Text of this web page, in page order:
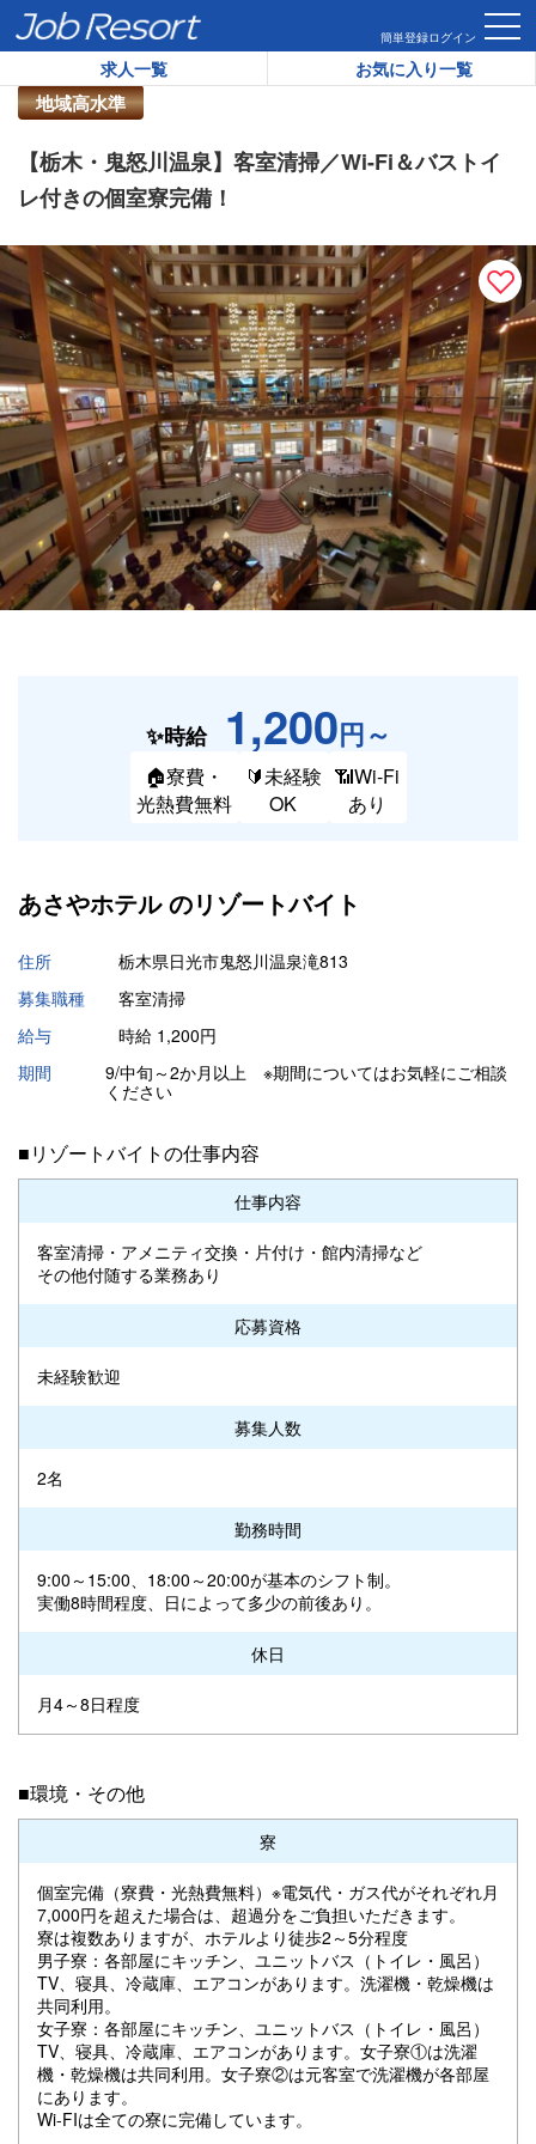
簡単登録ログイン
求人一覧 お気に入り一覧
HOME 求人一覧 【栃木・鬼怒川温泉】客室清掃／Wi-Fi＆バ
地域高水準
リゾートバイト求人番号：
【栃木・鬼怒川温泉】客室清掃／Wi-Fi＆バストイ
レ付きの個室寮完備！
✨時給 1,200円～
🏠寮費・
光熱費無料
🔰未経験
OK
📶Wi-Fi
あり
あさやホテル のリゾートバイト
住所
栃木県日光市鬼怒川温泉滝813
募集職種
客室清掃
給与
時給 1,200円
期間
9/中旬～2か月以上 ※期間についてはお気軽にご相談
ください
■リゾートバイトの仕事内容
仕事内容
客室清掃・アメニティ交換・片付け・館内清掃など
その他付随する業務あり
応募資格
未経験歓迎
募集人数
2名
勤務時間
9:00～15:00、18:00～20:00が基本のシフト制。
実働8時間程度、日によって多少の前後あり。
休日
月4～8日程度
■環境・その他
寮
個室完備（寮費・光熱費無料）※電気代・ガス代がそれぞれ月
7,000円を超えた場合は、超過分をご負担いただきます。
寮は複数ありますが、ホテルより徒歩2～5分程度
男子寮：各部屋にキッチン、ユニットバス（トイレ・風呂）
TV、寝具、冷蔵庫、エアコンがあります。洗濯機・乾燥機は
共同利用。
女子寮：各部屋にキッチン、ユニットバス（トイレ・風呂）
TV、寝具、冷蔵庫、エアコンがあります。女子寮①は洗濯
機・乾燥機は共同利用。女子寮②は元客室で洗濯機が各部屋
にあります。
Wi-FIは全ての寮に完備しています。